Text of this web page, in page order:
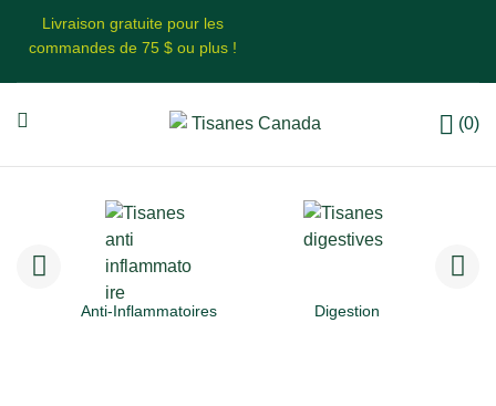
Livraison gratuite pour les
commandes de 75 $ ou plus !
(0)
Anti-Inflammatoires Digestion